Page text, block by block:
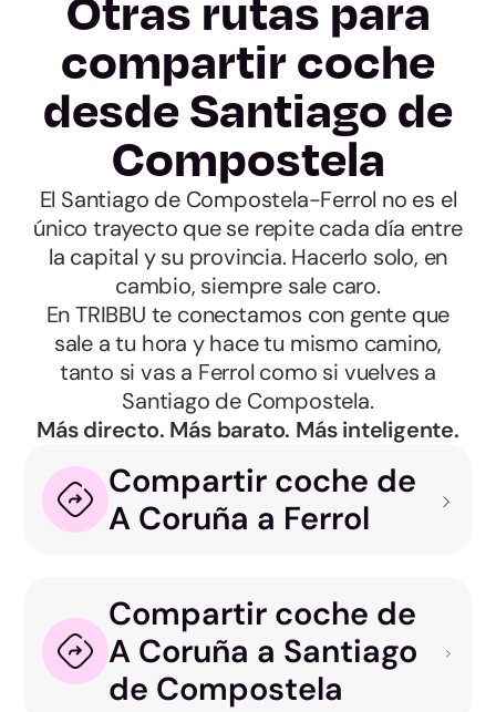
Otras rutas para
compartir coche
desde Santiago de
Compostela
El Santiago de Compostela-Ferrol no es el
único trayecto que se repite cada día entre
la capital y su provincia. Hacerlo solo, en
cambio, siempre sale caro.
En TRIBBU te conectamos con gente que
sale a tu hora y hace tu mismo camino,
tanto si vas a Ferrol como si vuelves a
Santiago de Compostela.
Más directo. Más barato. Más inteligente.
Compartir coche de
A Coruña a Ferrol
Compartir coche de
A Coruña a Santiago
de Compostela